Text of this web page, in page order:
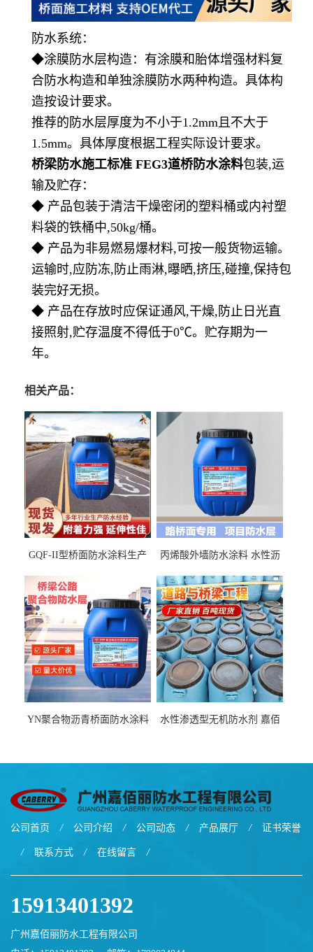
防水系统：
◆涂膜防水层构造：有涂膜和胎体增强材料复
合防水构造和单独涂膜防水两种构造。具体构
造按设计要求。
推荐的防水层厚度为不小于1.2mm且不大于
1.5mm。具体厚度根据工程实际设计要求。
桥梁防水施工标准 FEG3道桥防水涂料包装,运
输及贮存：
◆ 产品包装于清洁干燥密闭的塑料桶或内衬塑
料袋的铁桶中,50kg/桶。
◆ 产品为非易燃易爆材料,可按一般货物运输。
运输时,应防冻,防止雨淋,曝晒,挤压,碰撞,保持包
装完好无损。
◆ 产品在存放时应保证通风,干燥,防止日光直
接照射,贮存温度不得低于0℃。贮存期为一
年。
相关产品：
GQF-II型桥面防水涂料生产
丙烯酸外墙防水涂料 水性沥
厂家
YN聚合物沥青桥面防水涂料
水性渗透型无机防水剂 嘉佰
公司首页 / 公司介绍 / 公司动态 / 产品展厅 / 证书荣誉
/ 联系方式 / 在线留言 /
15913401392
广州嘉佰丽防水工程有限公司